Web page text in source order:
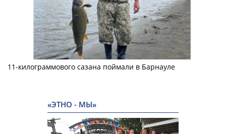
11-килограммового сазана поймали в Барнауле
«ЭТНО - МЫ»